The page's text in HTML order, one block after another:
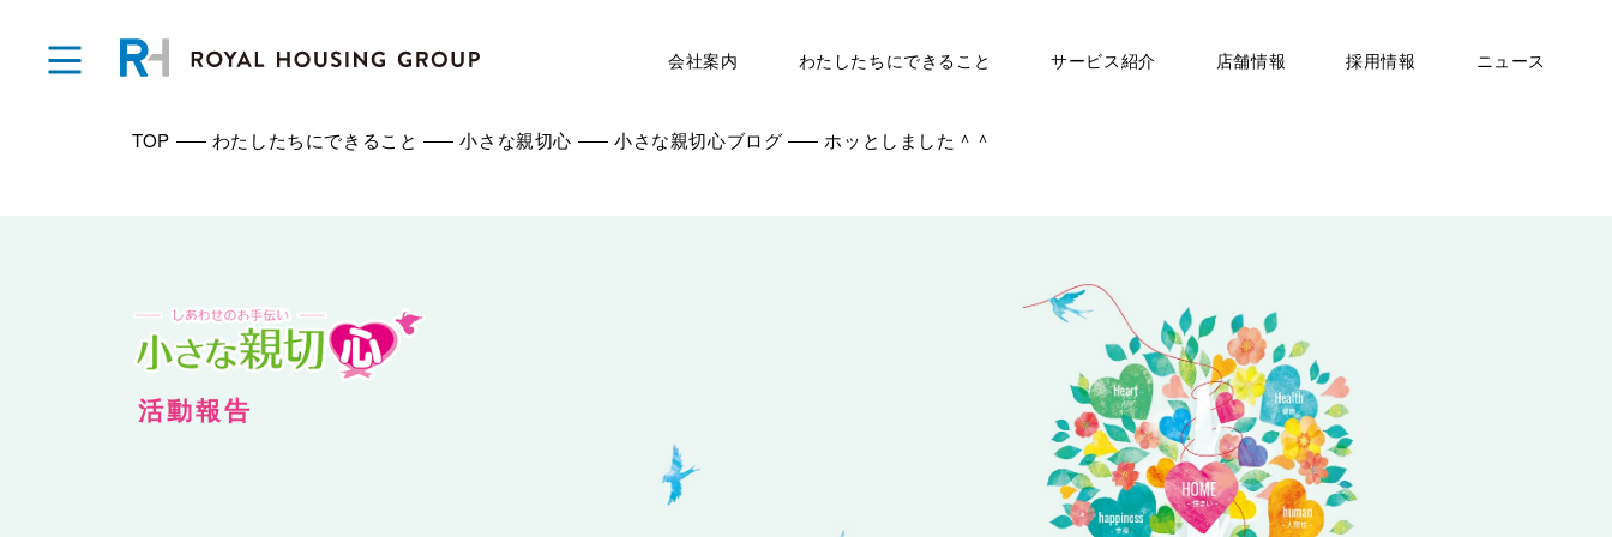
会社案内 わたしたちにできること サービス紹介 店舗情報 採用情報 ニュース
TOP わたしたちにできること 小さな親切心 小さな親切心ブログ ホッとしました＾＾
活動報告